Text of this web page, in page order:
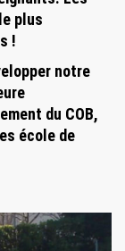
plus
!
notre
du COB,
école de